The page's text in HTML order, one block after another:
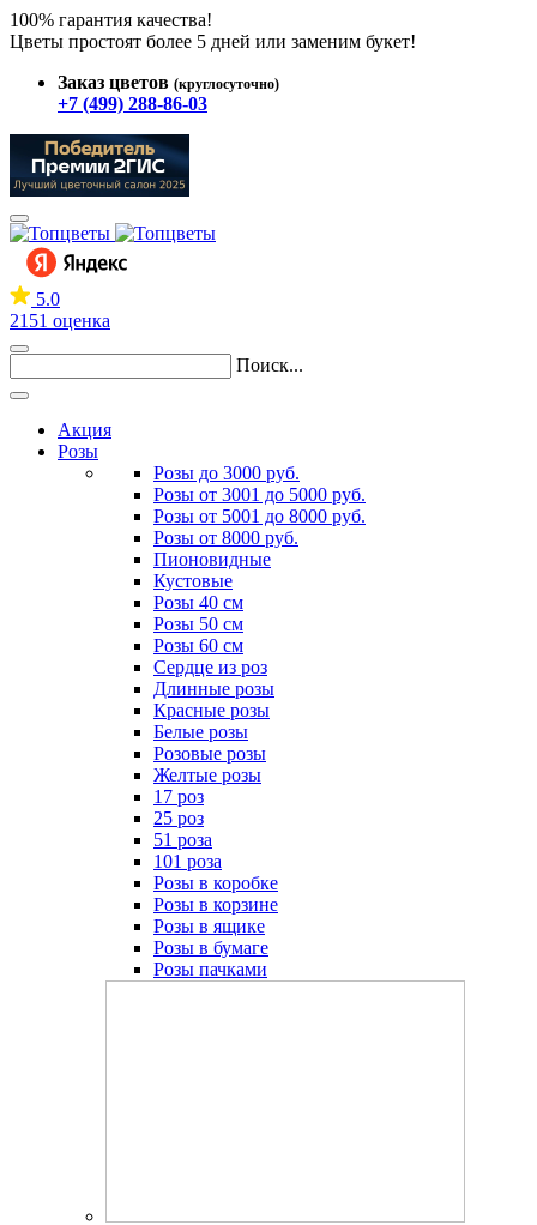
100% гарантия качества!
Цветы простоят более 5 дней или заменим букет!
Заказ цветов (круглосуточно)
+7 (499) 288-86-03
5.0
2151 оценка
Поиск...
Акция
Розы
Розы до 3000 руб.
Розы от 3001 до 5000 руб.
Розы от 5001 до 8000 руб.
Розы от 8000 руб.
Пионовидные
Кустовые
Розы 40 см
Розы 50 см
Розы 60 см
Сердце из роз
Длинные розы
Красные розы
Белые розы
Розовые розы
Желтые розы
17 роз
25 роз
51 роза
101 роза
Розы в коробке
Розы в корзине
Розы в ящике
Розы в бумаге
Розы пачками